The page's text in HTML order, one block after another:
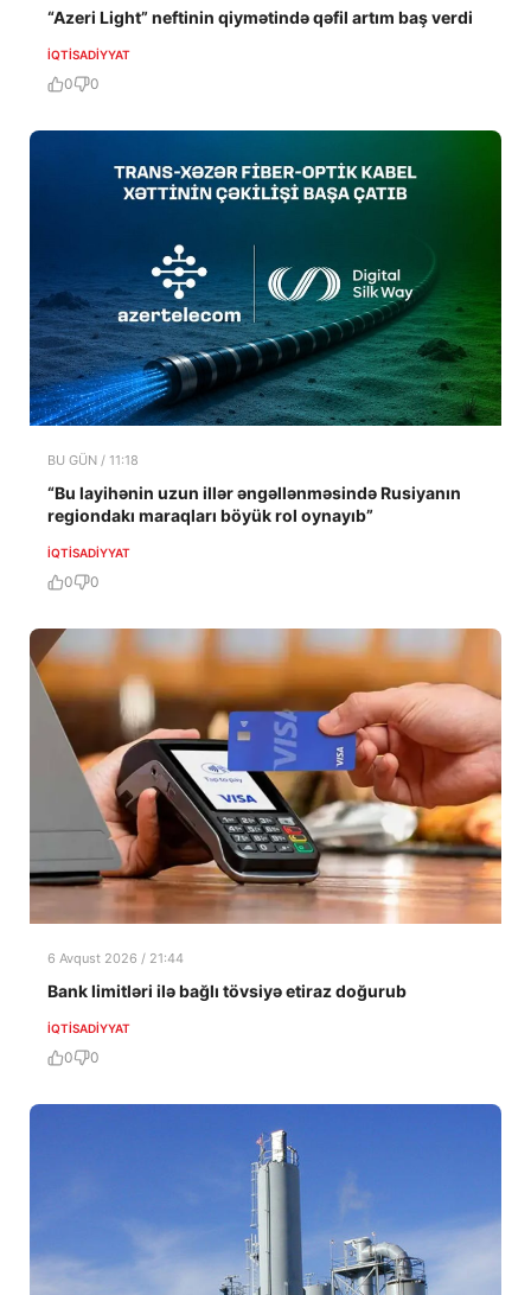
“Azeri Light” neftinin qiymətində qəfil artım baş verdi
İQTISADIYYAT
0 0
BU GÜN / 11:18
“Bu layihənin uzun illər əngəllənməsində Rusiyanın
regiondakı maraqları böyük rol oynayıb”
İQTISADIYYAT
0 0
6 Avqust 2026 / 21:44
Bank limitləri ilə bağlı tövsiyə etiraz doğurub
İQTISADIYYAT
0 0